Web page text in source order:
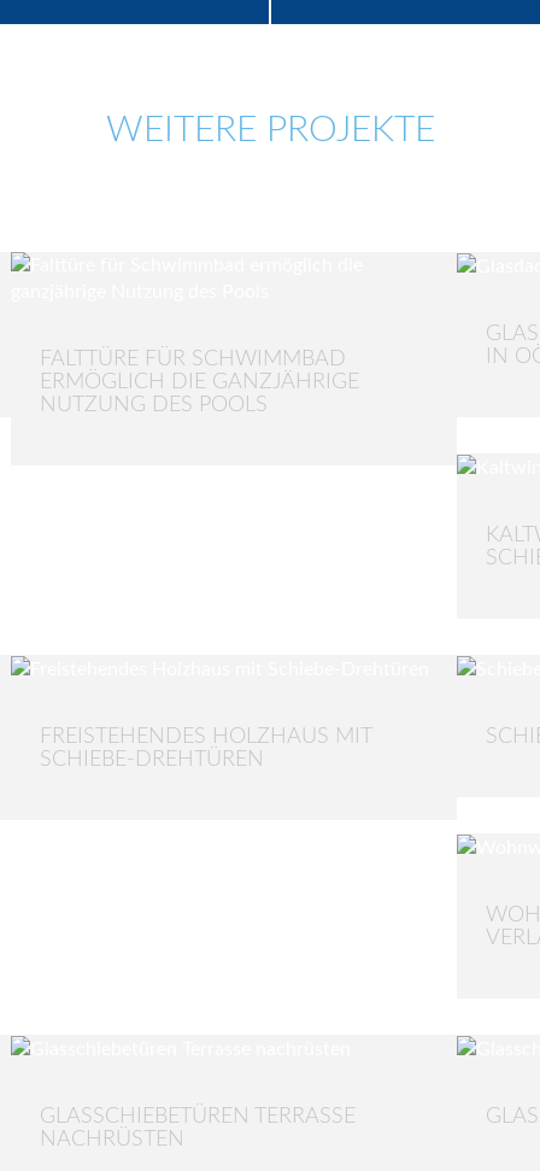
WEITERE PROJEKTE
FALTTÜRE FÜR SCHWIMMBAD
ERMÖGLICH DIE GANZJÄHRIGE
NUTZUNG DES POOLS
IN
FREISTEHENDES HOLZHAUS MIT
SCHIEBE-DREHTÜREN
GLASSCHIEBETÜREN TERRASSE
NACHRÜSTEN